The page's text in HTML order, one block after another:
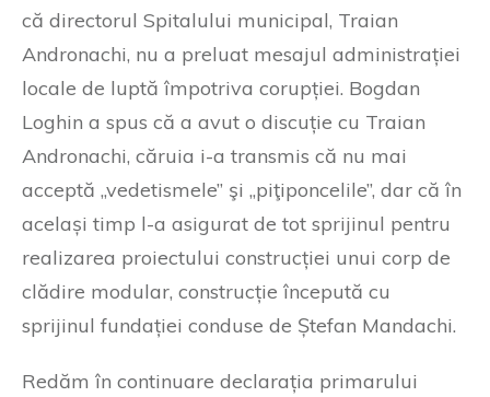
că directorul Spitalului municipal, Traian
Andronachi, nu a preluat mesajul administrației
locale de luptă împotriva corupției. Bogdan
Loghin a spus că a avut o discuție cu Traian
Andronachi, căruia i-a transmis că nu mai
acceptă „vedetismele” şi „piţiponcelile”, dar că în
același timp l-a asigurat de tot sprijinul pentru
realizarea proiectului construcției unui corp de
clădire modular, construcție începută cu
sprijinul fundației conduse de Ștefan Mandachi.
Redăm în continuare declarația primarului